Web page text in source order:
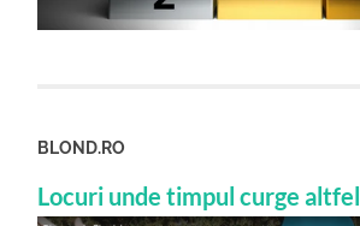
BLOND.RO
Locuri unde timpul curge altfel